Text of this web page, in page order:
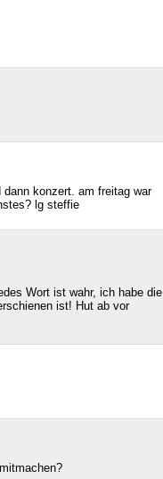
konzert. am freitag war
lg steffie
Wort ist wahr, ich habe die
ist! Hut ab vor